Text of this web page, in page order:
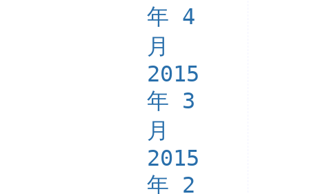
年 4
月
2015
年 3
月
2015
年 2